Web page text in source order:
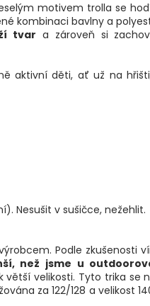
motivem trolla se
kombinaci bavlny a
tvar a zároveň si
aktivní děti, ať už na
Nesušit v sušičce, nežehlit.
Podle zkušenosti
než jsme u
větší velikosti. Tyto trika se
za 122/128 a velikost